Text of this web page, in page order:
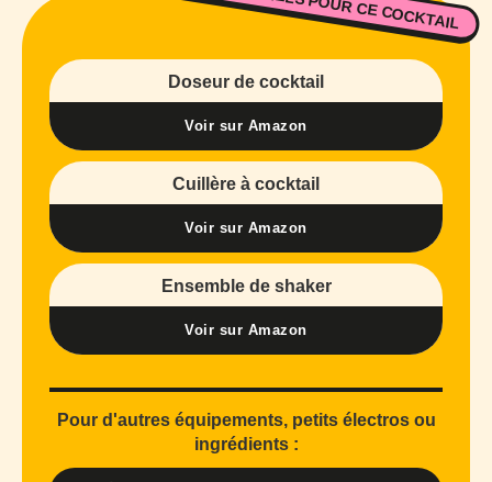
Doseur de cocktail
Voir sur Amazon
Cuillère à cocktail
Voir sur Amazon
Ensemble de shaker
Voir sur Amazon
Pour d'autres équipements, petits électros ou
ingrédients :